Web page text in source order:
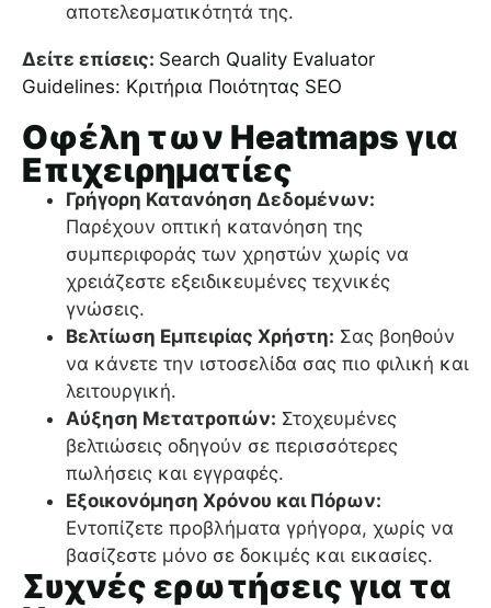
αποτελεσματικότητά της.
Δείτε επίσεις: Search Quality Evaluator
Guidelines: Κριτήρια Ποιότητας SEO
Οφέλη των Heatmaps για
Επιχειρηματίες
Γρήγορη Κατανόηση Δεδομένων:
Παρέχουν οπτική κατανόηση της
συμπεριφοράς των χρηστών χωρίς να
χρειάζεστε εξειδικευμένες τεχνικές
γνώσεις.
Βελτίωση Εμπειρίας Χρήστη: Σας βοηθούν
να κάνετε την ιστοσελίδα σας πιο φιλική και
λειτουργική.
Αύξηση Μετατροπών: Στοχευμένες
βελτιώσεις οδηγούν σε περισσότερες
πωλήσεις και εγγραφές.
Εξοικονόμηση Χρόνου και Πόρων:
Εντοπίζετε προβλήματα γρήγορα, χωρίς να
βασίζεστε μόνο σε δοκιμές και εικασίες.
Συχνές ερωτήσεις για τα